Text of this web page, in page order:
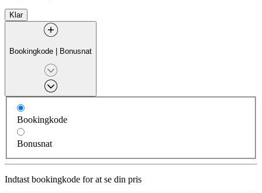
Klar
Bookingkode | Bonusnat
Bookingkode
Bonusnat
Indtast bookingkode for at se din pris